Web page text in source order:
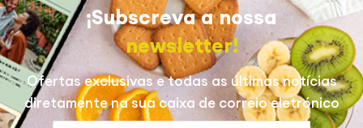
¡Subscreva a nossa
newsletter!
Ofertas exclusivas e todas as últimas notícias
diretamente na sua caixa de correio eletrónico